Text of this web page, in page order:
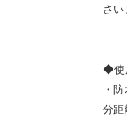
さ
◆使
・
分